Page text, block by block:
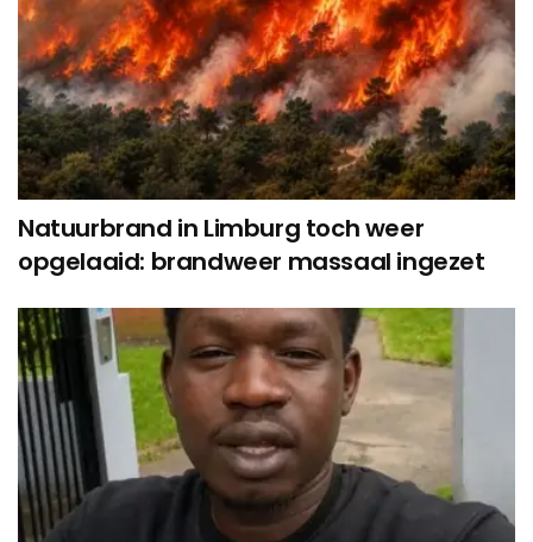
Natuurbrand in Limburg toch weer
opgelaaid: brandweer massaal ingezet